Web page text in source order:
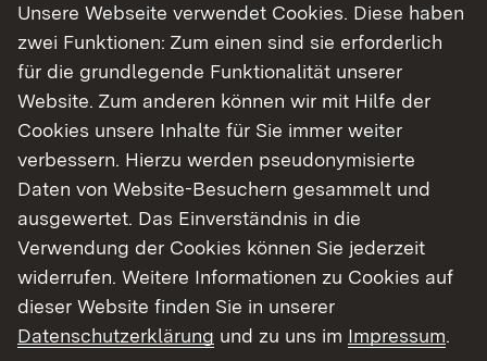
finanziell an der Durchführung des EU-
Förderprogramms Interreg Oberrhein und an dem
Informations- und Beratungsnetzwerk INFOBEST
dessen Beratungsstelle beim Eurodistrikt
PAMINAin Lauterbourg (Frankreich) als eine von
Vieren entlang des Oberrheins Privatpersonen,
Unternehmen, Verwaltungen, Mandatsträgern und
bürgerschaftlichen Initiativen und Vereinen als
Ansprechpartnerin für grenzüberschreitende
Lebenslagen zur Verfügung steht und zu dessen
Einzugsgebiet auch der südliche Teil des
Regierungsbezirks Karlsruhe zählt.
Unsere Webseite verwendet Cookies. Diese haben
zwei Funktionen: Zum einen sind sie erforderlich
für die grundlegende Funktionalität unserer
Website. Zum anderen können wir mit Hilfe der
Cookies unsere Inhalte für Sie immer weiter
verbessern. Hierzu werden pseudonymisierte
Daten von Website-Besuchern gesammelt und
ausgewertet. Das Einverständnis in die
Verwendung der Cookies können Sie jederzeit
widerrufen. Weitere Informationen zu Cookies auf
dieser Website finden Sie in unserer
Datenschutzerklärung und zu uns im Impressum.